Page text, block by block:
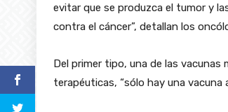
evitar que se produzca el tumor y
contra el cáncer”, detallan los
Del primer tipo, una de las vacunas
terapéuticas, “sólo hay una